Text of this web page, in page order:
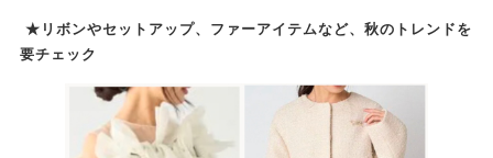
★リボンやセットアップ、ファーアイテムなど、秋のトレンドを
要チェック